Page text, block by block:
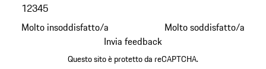
Molto insoddisfatto/a
12345
Molto soddisfatto/a
Invia feedback
Questo sito è protetto da reCAPTCHA.